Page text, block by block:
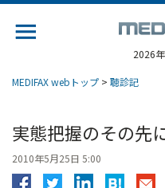
2026
MEDIFAX webトップ > 聴診記
実態把握のその先
2010年5月25日 5:00